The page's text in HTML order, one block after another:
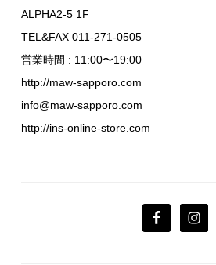
ALPHA2-5 1F
TEL&FAX 011-271-0505
営業時間 : 11:00〜19:00
http://maw-sapporo.com
info@maw-sapporo.com
http://ins-online-store.com